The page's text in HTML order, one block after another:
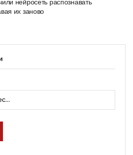
их заново